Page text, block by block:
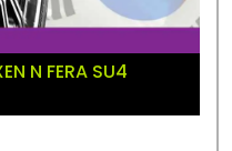
N FERA SU4